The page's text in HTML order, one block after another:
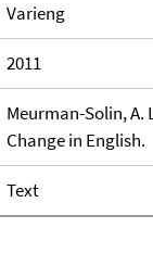
Varieng
2011
Meurman-Solin, A.
Change in English.
Text